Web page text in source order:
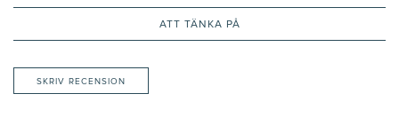
ATT TÄNKA PÅ
SKRIV RECENSION